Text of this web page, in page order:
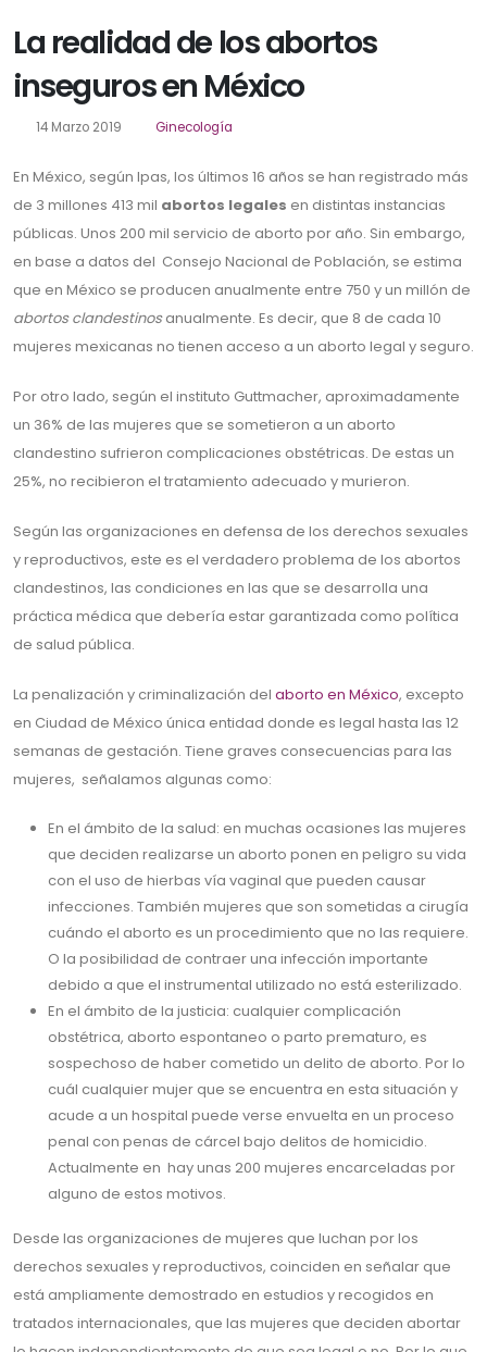
La realidad de los abortos
inseguros en México
14 Marzo 2019 Ginecología
En México, según Ipas, los últimos 16 años se han registrado más
de 3 millones 413 mil abortos legales en distintas instancias
públicas. Unos 200 mil servicio de aborto por año. Sin embargo,
en base a datos del Consejo Nacional de Población, se estima
que en México se producen anualmente entre 750 y un millón de
abortos clandestinosanualmente. Es decir, que 8 de cada 10
mujeres mexicanas no tienen acceso a un aborto legal y seguro.
Por otro lado, según el instituto Guttmacher, aproximadamente
un 36% de las mujeres que se sometieron a un aborto
clandestino sufrieron complicaciones obstétricas. De estas un
25%, no recibieron el tratamiento adecuado y murieron.
Según las organizaciones en defensa de los derechos sexuales
y reproductivos, este es el verdadero problema de los abortos
clandestinos, las condiciones en las que se desarrolla una
práctica médica que debería estar garantizada como política
de salud pública.
La penalización y criminalización del aborto en México, excepto
en Ciudad de México única entidad donde es legal hasta las 12
semanas de gestación. Tiene graves consecuencias para las
mujeres, señalamos algunas como:
En el ámbito de la salud: en muchas ocasiones las mujeres
que deciden realizarse un aborto ponen en peligro su vida
con el uso de hierbas vía vaginal que pueden causar
infecciones. También mujeres que son sometidas a cirugía
cuándo el aborto es un procedimiento que no las requiere.
O la posibilidad de contraer una infección importante
debido a que el instrumental utilizado no está esterilizado.
En el ámbito de la justicia: cualquier complicación
obstétrica, aborto espontaneo o parto prematuro, es
sospechoso de haber cometido un delito de aborto. Por lo
cuál cualquier mujer que se encuentra en esta situación y
acude a un hospital puede verse envuelta en un proceso
penal con penas de cárcel bajo delitos de homicidio.
Actualmente en hay unas 200 mujeres encarceladas por
alguno de estos motivos.
Desde las organizaciones de mujeres que luchan por los
derechos sexuales y reproductivos, coinciden en señalar que
está ampliamente demostrado en estudios y recogidos en
tratados internacionales, que las mujeres que deciden abortar